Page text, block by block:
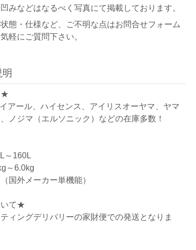
みなどはなるべく写真にて掲載しております。
態・仕様など、ご不明な点はお問合せフォーム
軽にご質問下さい。
★
アール、ハイセンス、アイリスオーヤマ、ヤマ
ノジマ（エルソニック）などの在庫多数！
～160L
～6.0kg
国外メーカー単機能）
て★
ィングデリバリーの家財便での発送となりま